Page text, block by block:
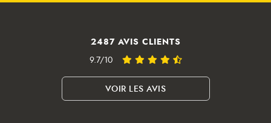
2487 AVIS CLIENTS
9.7/10
VOIR LES AVIS